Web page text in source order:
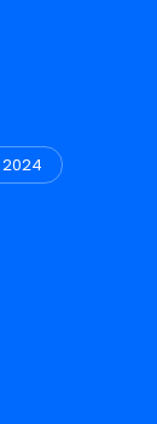
2024